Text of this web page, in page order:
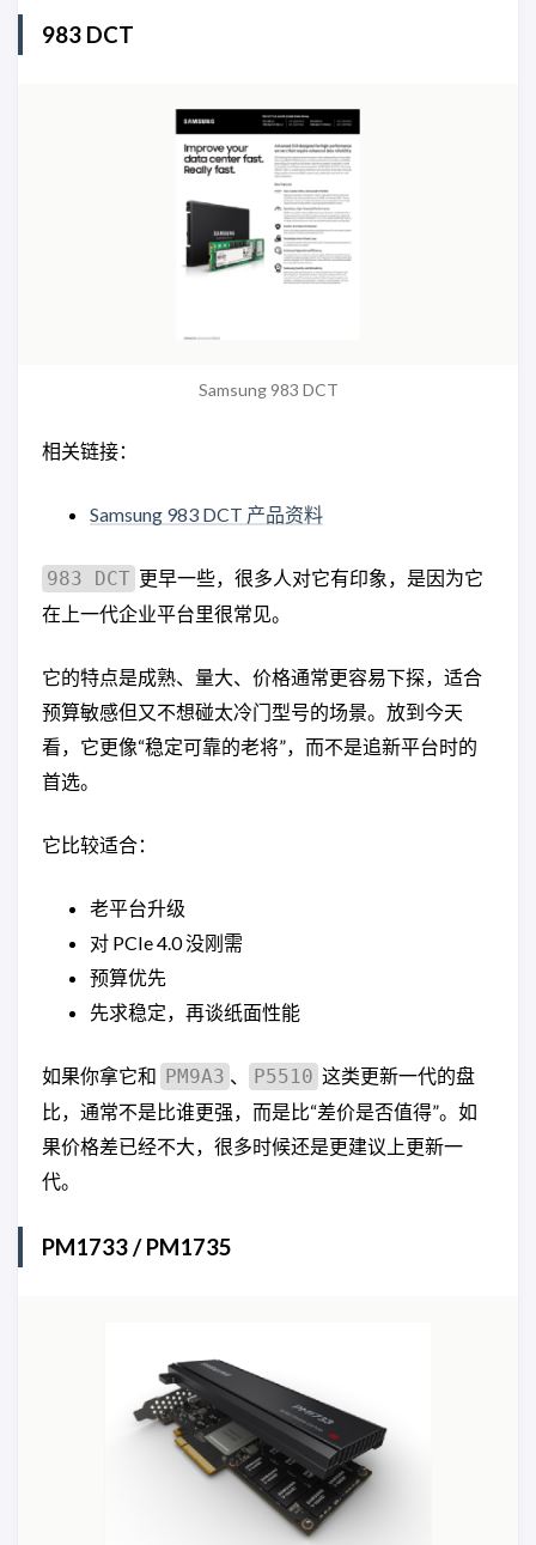
983 DCT
Samsung 983 DCT
相关链接：
Samsung 983 DCT 产品资料
983 DCT 更早一些，很多人对它有印象，是因为它
在上一代企业平台里很常见。
它的特点是成熟、量大、价格通常更容易下探，适合
预算敏感但又不想碰太冷门型号的场景。放到今天
看，它更像“稳定可靠的老将”，而不是追新平台时的
首选。
它比较适合：
老平台升级
对 PCIe 4.0 没刚需
预算优先
先求稳定，再谈纸面性能
如果你拿它和 PM9A3 、 P5510 这类更新一代的盘
比，通常不是比谁更强，而是比“差价是否值得”。如
果价格差已经不大，很多时候还是更建议上更新一
代。
PM1733 / PM1735